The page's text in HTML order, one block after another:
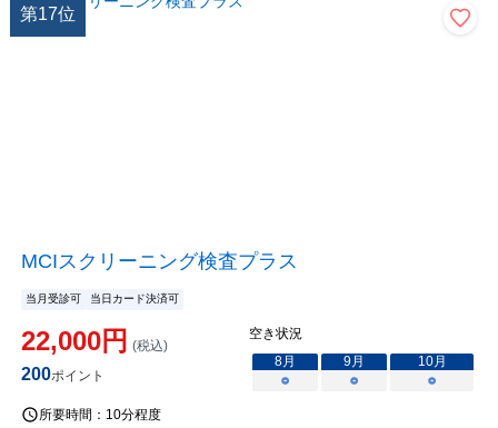
第17位
MCIスクリーニング検査プラス
当月受診可 当日カード決済可
22,000円 (税込)
200ポイント
空き状況
8月 9月 10月
○
○ ○
所要時間： 10分程度